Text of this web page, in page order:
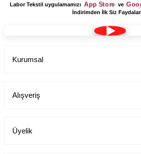
Labor Tekstil uygulamamızı App Store ve
İndirimden İlk Siz
Kurumsal
Alışveriş
Üyelik